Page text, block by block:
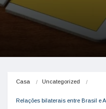
Casa Uncategorized
Relações bilaterais entre Brasil e